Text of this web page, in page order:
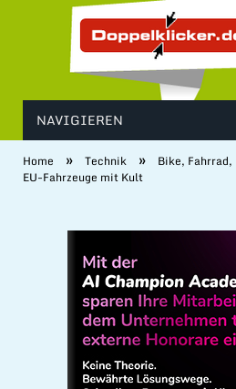
NAVIGIEREN
Home » Technik » Bike,
EU-Fahrzeuge mit Kult